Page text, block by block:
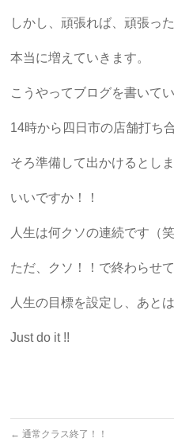
しかし、頑張れば、頑張っ
本当に増えていきます。
こうやってブログを書いて
14時から四日市の店舗打ち
そろ準備して出かけるとし
いいですか！！
人生は何クソの連続です（笑
ただ、クソ！！で終わらせ
人生の目標を設定し、あと
Just do it !!
← 通常クラス終了！！